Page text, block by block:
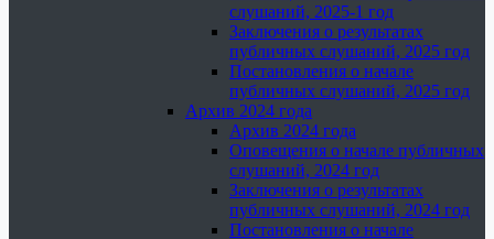
слушаний, 2025-1 год
Заключения о результатах
публичных слушаний, 2025 год
Постановления о начале
публичных слушаний, 2025 год
Архив 2024 года
Архив 2024 года
Оповещения о начале публичных
слушаний, 2024 год
Заключения о результатах
публичных слушаний, 2024 год
Постановления о начале